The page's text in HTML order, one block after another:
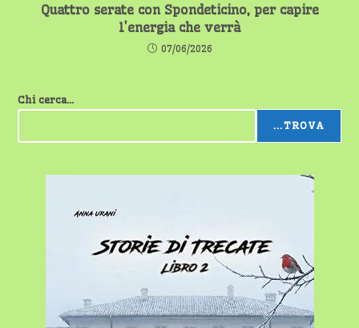
Quattro serate con Spondeticino, per capire
l’energia che verrà
07/06/2026
Chi cerca...
...TROVA